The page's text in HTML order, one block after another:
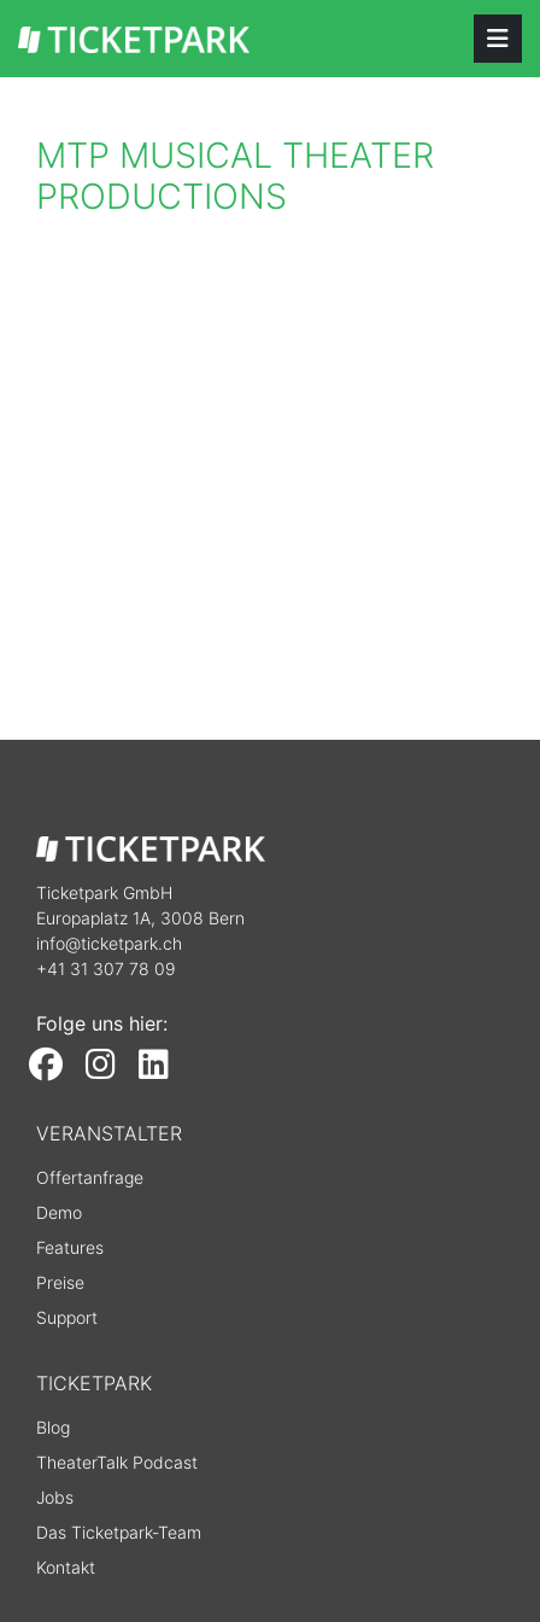
MTP MUSICAL THEATER
PRODUCTIONS
Ticketpark GmbH
Europaplatz 1A, 3008 Bern
info@ticketpark.ch
+41 31 307 78 09
Folge uns hier:
VERANSTALTER
Offertanfrage
Demo
Features
Preise
Support
TICKETPARK
Blog
TheaterTalk Podcast
Jobs
Das Ticketpark-Team
Kontakt